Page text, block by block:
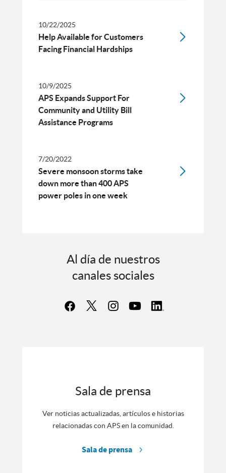
10/22/2025
Help Available for Customers
Facing Financial Hardships
10/9/2025
APS Expands Support For
Community and Utility Bill
Assistance Programs
7/20/2022
Severe monsoon storms take
down more than 400 APS
power poles in one week
Al día de nuestros
canales sociales
Sala de prensa
Ver noticias actualizadas, artículos e historias
relacionadas con APS en la comunidad.
Sala de prensa